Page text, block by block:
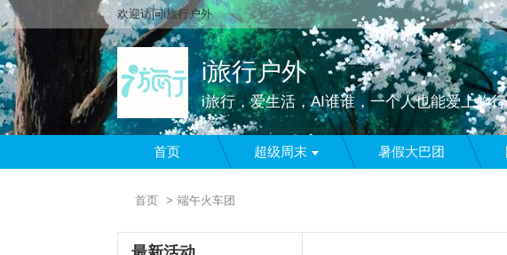
欢迎访问i旅行户外
i旅行户外
i旅行，爱生活，AI谁谁，一个人也能爱上旅行
首页 超级周末 暑假大巴团
首页 端午火车团